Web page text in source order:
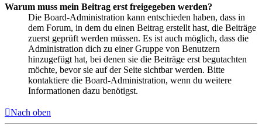
Warum muss mein Beitrag erst freigegeben werden?
Die Board-Administration kann entschieden haben, dass in
dem Forum, in dem du einen Beitrag erstellt hast, die Beiträge
zuerst geprüft werden müssen. Es ist auch möglich, dass die
Administration dich zu einer Gruppe von Benutzern
hinzugefügt hat, bei denen sie die Beiträge erst begutachten
möchte, bevor sie auf der Seite sichtbar werden. Bitte
kontaktiere die Board-Administration, wenn du weitere
Informationen dazu benötigst.
Nach oben